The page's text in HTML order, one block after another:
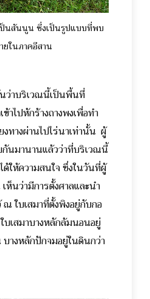
ป็นสันนูน ซึ่งเป็นรูปแบบที่พบ
ยในภาคอีสาน
ว่าบริเวณนี้เป็นพื้นที่
าไปหักร้างถางพงเพื่อทำ
งทางผ่านไปไร่นาเท่านั้น ผู้
นมานานแล้วว่าที่บริเวณนี้
ด้ให้ความสนใจ ซึ่งในวันที่ผู้
ห็นว่ามีการตั้งศาลและนำ
ณ ใบเสมาที่ตั้งพิงอยู่กับกอ
เสมาบางหลักล้มนอนอยู่
างหลักปักจมอยู่ในดินกว่า